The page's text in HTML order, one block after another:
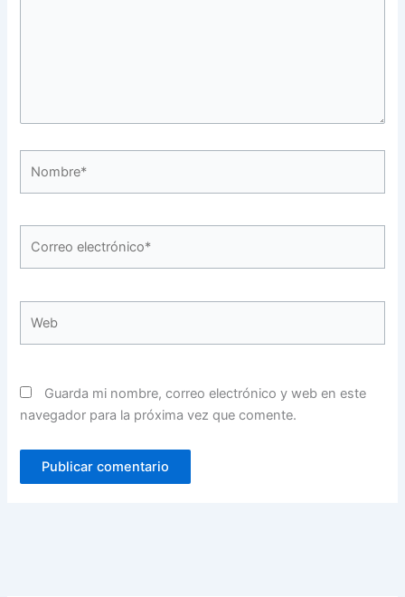
electrónico*
Guarda mi nombre, correo electrónico y web en este
navegador para la próxima vez que comente.